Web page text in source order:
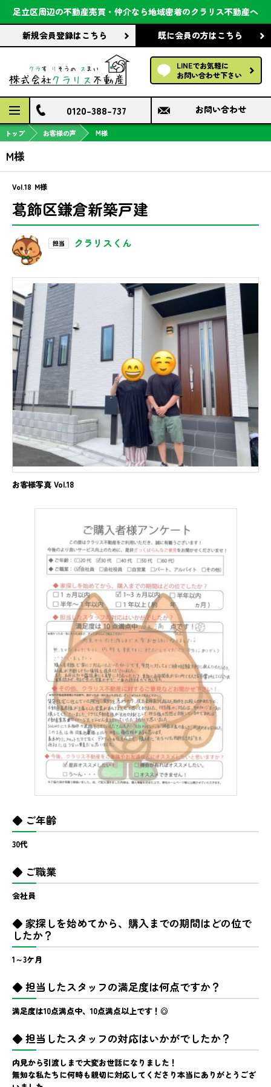
足立区周辺の不動産売買・仲介なら地域密着のクラリス不動産へ
新規会員登録はこちら 既に会員の方はこちら
LINEでお気軽に
お問い合わせ下さい
会社案内
前回の履歴で探す
保存した条件で探す
検討中の物件
0120-388-737 お問い合わせ
トップ お客様の声 M様
M様
Vol.18 M様
葛飾区鎌倉新築戸建
担当 クラリスくん
お客様写真 Vol.18
◆ ご年齢
30代
◆ ご職業
会社員
◆ 家探しを始めてから、購入までの期間はどの位で
したか？
1～3ケ月
◆ 担当したスタッフの満足度は何点ですか？
満足度は10点満点中、10点満点以上です！◎
◆ 担当したスタッフの対応はいかがでしたか？
内見から引渡しまで大変お世話になりました！
無知な私たちに何時も親切に対応してくださり本当にありがとうござ